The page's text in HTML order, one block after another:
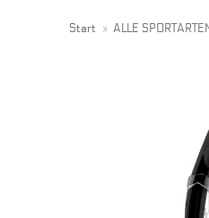
Start » ALLE